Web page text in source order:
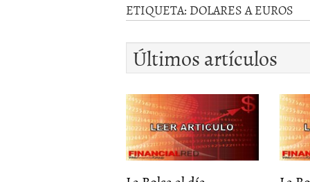
alertas
de
whales
suelen
llegar
de abril
de 2026
Comparativa Costes vs
acelera la rentabilidad?
Meses sin intereses:
compras 24 de
Planificar tu herencia
ETIQUETA: DOLARES A EUROS
Últimos artículos